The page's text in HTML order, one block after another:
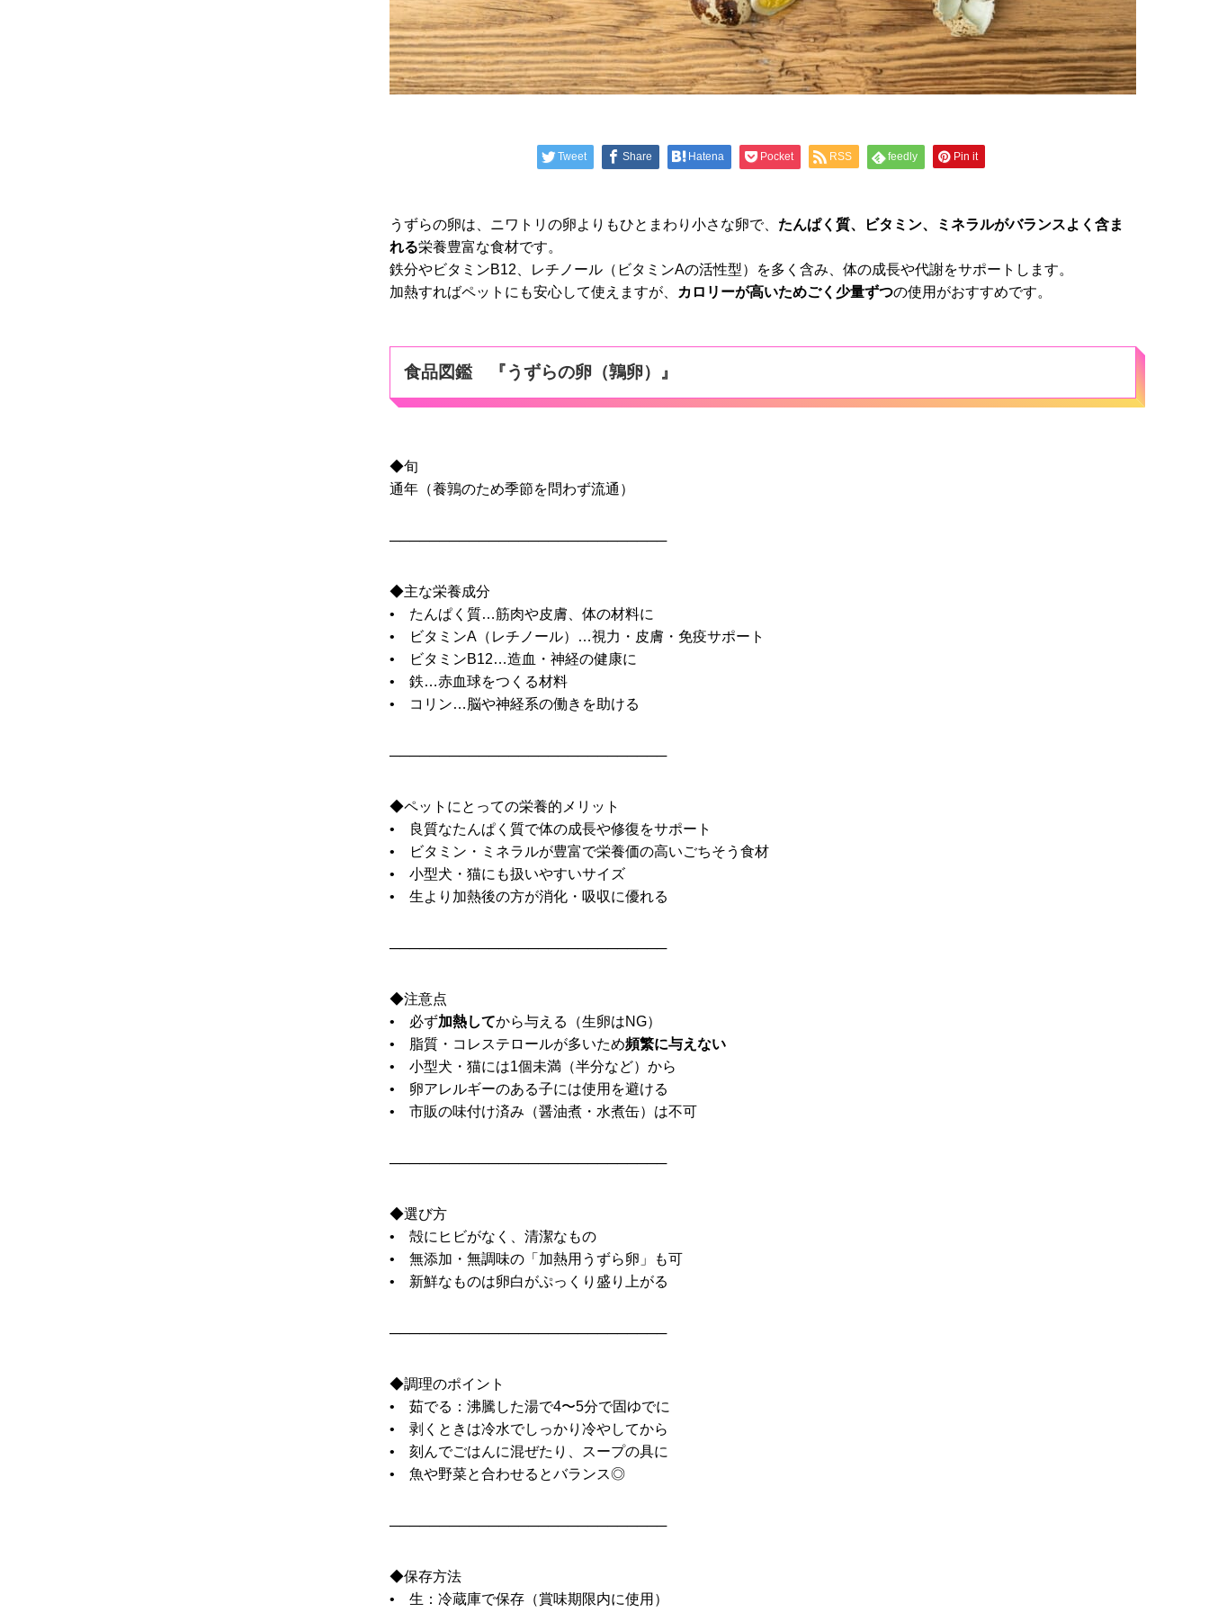
Tweet Share Hatena Pocket RSS feedly Pin it
うずらの卵は、ニワトリの卵よりもひとまわり小さな卵で、 たんぱく質、ビタミン、ミネラルがバランスよく含ま
れる栄養豊富な食材です。
鉄分やビタミンB12、レチノール（ビタミンAの活性型）を多く含み、体の成長や代謝をサポートします。
加熱すればペットにも安心して使えますが、
カロリーが高いためごく少量ずつの使用がおすすめです。
食品図鑑 『うずらの卵（鶉卵）』
◆旬
通年（養鶉のため季節を問わず流通）
────────────────────────────
◆主な栄養成分
• たんぱく質…筋肉や皮膚、体の材料に
• ビタミンA（レチノール）…視力・皮膚・免疫サポート
• ビタミンB12…造血・神経の健康に
• 鉄…赤血球をつくる材料
• コリン…脳や神経系の働きを助ける
────────────────────────────
◆ペットにとっての栄養的メリット
• 良質なたんぱく質で体の成長や修復をサポート
• ビタミン・ミネラルが豊富で栄養価の高いごちそう食材
• 小型犬・猫にも扱いやすいサイズ
• 生より加熱後の方が消化・吸収に優れる
────────────────────────────
◆注意点
• 必ず加熱してから与える（生卵はNG）
• 脂質・コレステロールが多いため頻繁に与えない
• 小型犬・猫には1個未満（半分など）から
• 卵アレルギーのある子には使用を避ける
• 市販の味付け済み（醤油煮・水煮缶）は不可
────────────────────────────
◆選び方
• 殻にヒビがなく、清潔なもの
• 無添加・無調味の「加熱用うずら卵」も可
• 新鮮なものは卵白がぷっくり盛り上がる
────────────────────────────
◆調理のポイント
• 茹でる：沸騰した湯で4〜5分で固ゆでに
• 剥くときは冷水でしっかり冷やしてから
• 刻んでごはんに混ぜたり、スープの具に
• 魚や野菜と合わせるとバランス◎
────────────────────────────
◆保存方法
• 生：冷蔵庫で保存（賞味期限内に使用）